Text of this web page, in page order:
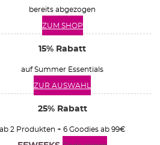
bereits abgezogen
ZUM SHOP
15% Rabatt
auf Summer Essentials
ZUR AUSWAHL
25% Rabatt
ab 2 Produkten + 6 Goodies ab 99€